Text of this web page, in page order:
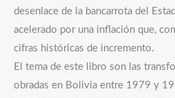
desenlace de la bancarrota del
acelerado por una inflación que,
cifras históricas de incremento.
El tema de este libro son las
obradas en Bolivia entre 1979 y